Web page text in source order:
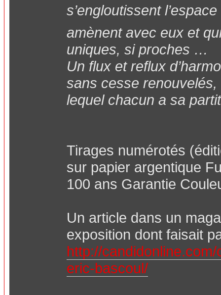
s’engloutissent
amènent avec eux et
uniques, si proches …
Un flux et reflux
sans cesse
lequel chacun a sa
Tirages numérotés
sur papier argentique
100 ans Garantie
Un article dans un
exposition dont faisait
http://
eric-bascoul/